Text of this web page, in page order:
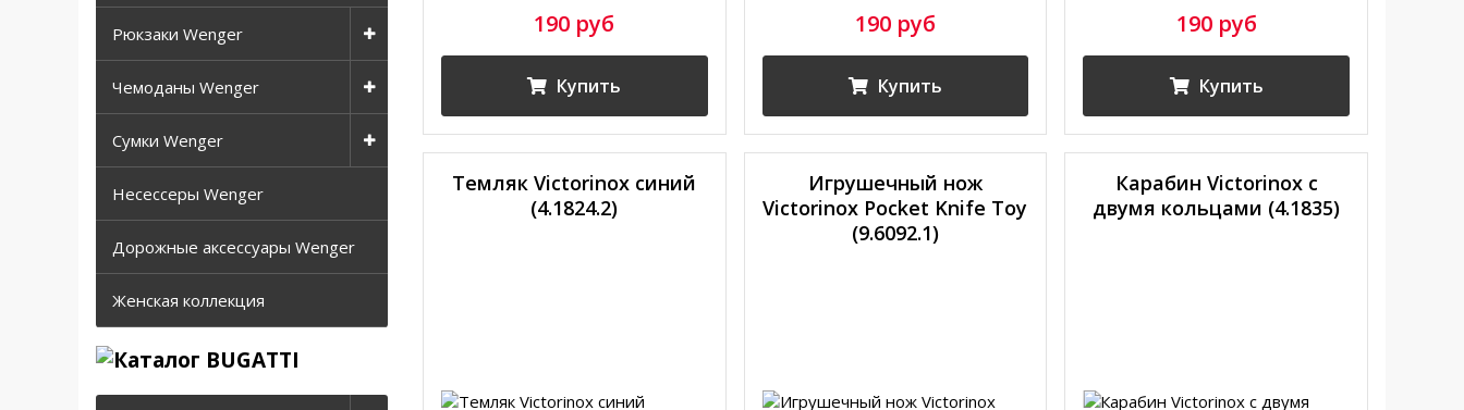
Рюкзаки Wenger
Чемоданы Wenger
Сумки Wenger
Несессеры Wenger
Дорожные аксессуары Wenger
Женская коллекция
190 руб
Купить
190 руб
Купить
190 руб
Купить
Темляк Victorinox синий
(4.1824.2)
Игрушечный нож
Victorinox Pocket Knife Toy
(9.6092.1)
Карабин Victorinox с
двумя кольцами (4.1835)